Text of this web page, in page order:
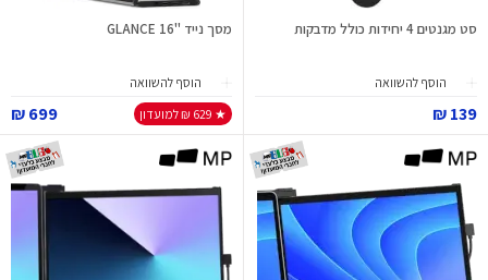
סט מגנטים 4 יחידות כולל מדבקות
הוסף להשוואה
139 ₪
מסך נייד "16 GLANCE
הוסף להשוואה
★ 629 ₪ למועדון
699 ₪